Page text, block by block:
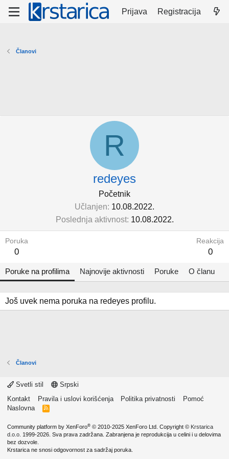
Prijava Registracija
Članovi
R
redeyes
Početnik
Učlanjen 10.08.2022.
Poslednja aktivnost 10.08.2022.
Poruka
0
Reakcija
0
Poruke na profilima Najnovije aktivnosti Poruke O članu
Još uvek nema poruka na redeyes profilu.
Članovi
Svetli stil
Srpski
Kontakt
Pravila i uslovi korišćenja Politika privatnosti
Pomoć
Naslovna
R
Community platform by XenForo® © 2010-2025 XenForo Ltd. Copyright © Krstarica
d.o.o. 1999-2026. Sva prava zadržana. Zabranjena je reprodukcija u celini i u delovima
bez dozvole.
Krstarica ne snosi odgovornost za sadržaj poruka.